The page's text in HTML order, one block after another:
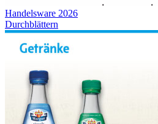
Handelsware 2026
Durchblättern